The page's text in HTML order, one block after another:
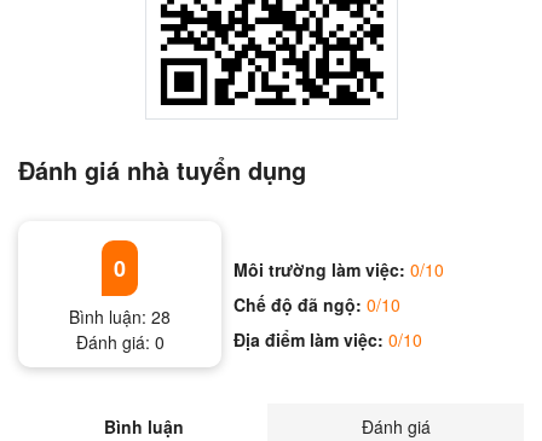
Đánh giá nhà tuyển dụng
0
Bình luận:28
Đánh giá: 0
Môi trường làm việc:0/10
Chế độ đã ngộ:0/10
Địa điểm làm việc:0/10
Bình luận Đánh giá